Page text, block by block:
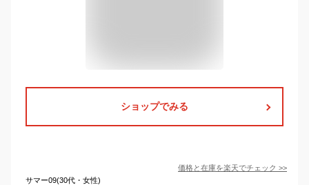
ショップでみる
価格と在庫を楽天でチェック >>
サマー09(30代・女性)